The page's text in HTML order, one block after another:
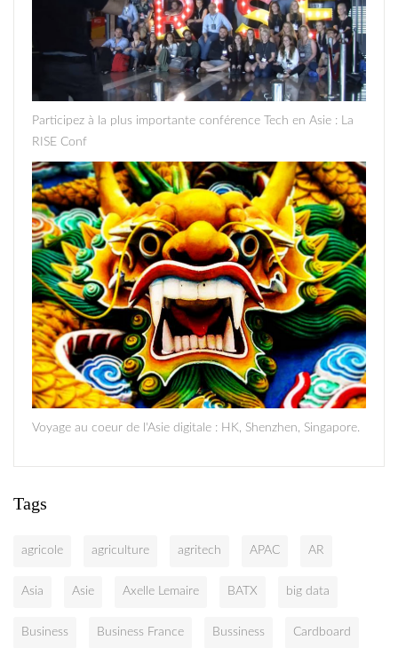
Participez à la plus importante conférence Tech en Asie : La
RISE Conf
dragon.png
Voyage au coeur de l'Asie digitale : HK, Shenzhen, Singapore.
Tags
agricole agriculture agritech APAC AR
Asia Asie Axelle Lemaire BATX big data
Business Business France Bussiness Cardboard